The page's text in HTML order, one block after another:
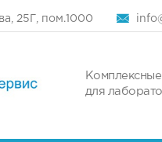
25Г, пом.1000
для